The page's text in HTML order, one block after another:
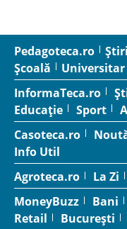
Pedagoteca.ro
Școală
Universitar
InformaTeca.ro
Educație
Sport
Casoteca.ro
Info Util
Agroteca.ro
La Zi
MoneyBuzz
Bani
Retail
București